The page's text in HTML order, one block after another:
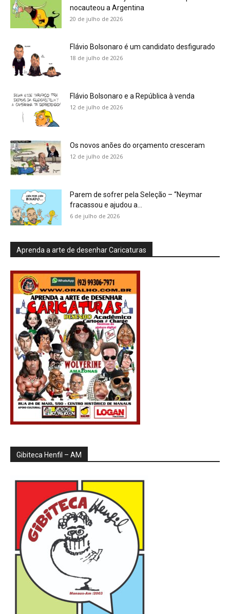
nocauteou a Argentina
20 de julho de 2026
Flávio Bolsonaro é um candidato desfigurado
18 de julho de 2026
Flávio Bolsonaro e a República à venda
12 de julho de 2026
Os novos anões do orçamento cresceram
12 de julho de 2026
Parem de sofrer pela Seleção – “Neymar
fracassou e ajudou a...
6 de julho de 2026
Aprenda a arte de desenhar Caricaturas
Gibiteca Henfil – AM